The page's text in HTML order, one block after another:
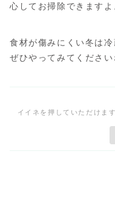
心してお掃除できますよ
食材が傷みにくい冬は
ぜひやってみてください